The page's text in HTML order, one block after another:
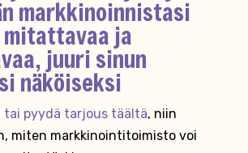
markkinoinnistasi
mitattavaa ja
juuri sinun
näköiseksi
pyydä tarjous täältä, niin
miten markkinointitoimisto voi